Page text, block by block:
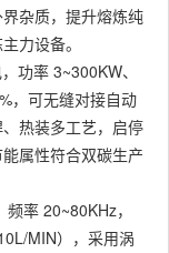
杂质，提升熔炼纯
力设备。
功率 3~300KW、
，可无缝对接自动
热装多工艺，启停
属性符合双碳生产
率 20~80KHz，
MIN），采用涡